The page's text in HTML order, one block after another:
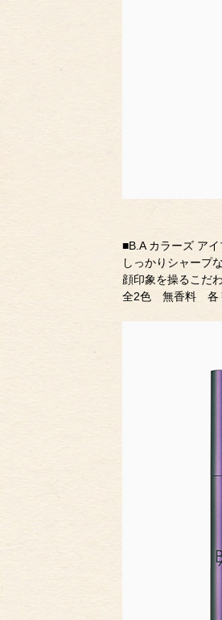
■B.A カラーズ ア
しっかりシャープ
顔印象を操るこだ
全2色 無香料 各